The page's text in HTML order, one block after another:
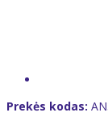
Prekės kodas: